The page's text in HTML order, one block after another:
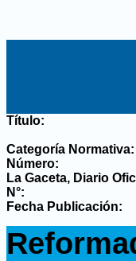
Título:
Categoría Normativa:
Número:
La Gaceta, Diario
N°:
Fecha Publicación: